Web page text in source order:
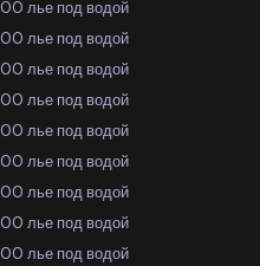
лье под водой
лье под водой
лье под водой
лье под водой
лье под водой
лье под водой
лье под водой
лье под водой
лье под водой